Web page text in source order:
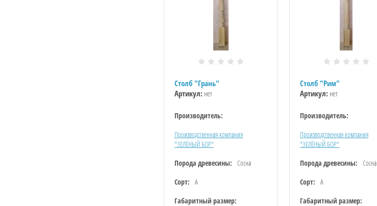
Столб "Грань"
Артикул: нет
Производитель:
Производственная компания
"ЗЕЛЁНЫЙ БОР"
Порода древесины: Сосна
Сорт: А
Габаритный размер:
Столб "Рим"
Артикул: нет
Производитель:
Производственная компания
"ЗЕЛЁНЫЙ БОР"
Порода древесины: Сосна
Сорт: А
Габаритный размер: